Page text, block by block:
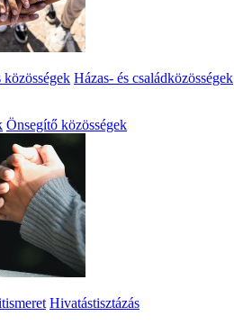
Házas- és családközösségek
Önsegítő közösségek
Hivatástisztázás